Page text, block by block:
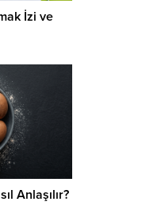
İzi ve
Anlaşılır?